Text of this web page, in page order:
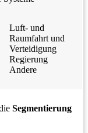
Luft- und
Raumfahrt und
Verteidigung
Regierung
Andere
Segmentierung